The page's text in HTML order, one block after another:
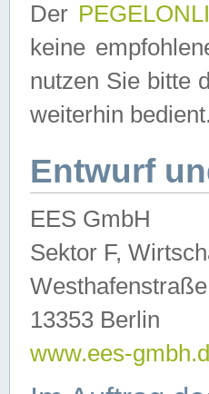
Der
keine
nutzen Sie bitte
weiterhin bedient.
Entwurf
EES GmbH
Sektor F,
13353 Berlin
www.ees-